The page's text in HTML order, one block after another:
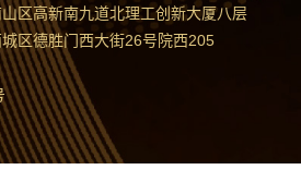
区高新南九道北理工创新大厦八层
区德胜门西大街26号院西205